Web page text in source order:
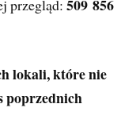
przegląd: 509 856
lokali, które nie
poprzednich